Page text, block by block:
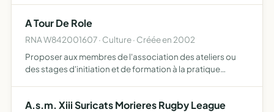
celles…
A Tour De Role
RNA W842001607 · Culture · Créée en 2002
Proposer aux membres de l'association des ateliers ou
des stages d'initiation et de formation à la pratique
A.s.m. Xiii Suricats Morieres Rugby League